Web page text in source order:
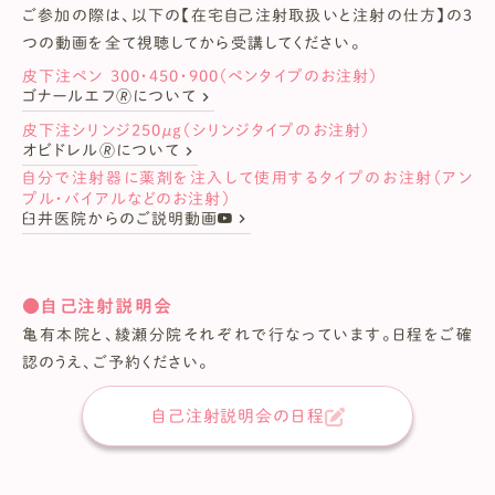
ご参加の際は、以下の【在宅自己注射取扱いと注射の仕方】の３
つの動画を全て視聴してから受講してください。
皮下注ペン 300・450・900（ペンタイプのお注射）
ゴナールエフ🄬について keyboard_arrow_right
皮下注シリンジ250μｇ（シリンジタイプのお注射）
オビドレル🄬について keyboard_arrow_right
自分で注射器に薬剤を注入して使用するタイプのお注射（アン
プル・バイアルなどのお注射）
臼井医院からのご説明動画
keyboard_arrow_right
●自己注射説明会
亀有本院と、綾瀬分院それぞれで行なっています。日程をご確
認のうえ、ご予約ください。
自己注射説明会の日程